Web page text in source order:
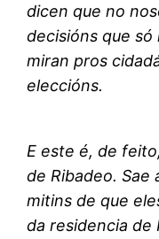
dicen que no
decisións que
miran pros
eleccións.
E este é, de
de Ribadeo. Sae
mitins de que
da residencia de